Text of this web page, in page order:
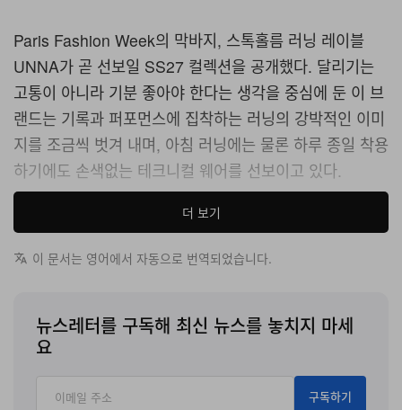
Paris Fashion Week의 막바지, 스톡홀름 러닝 레이블
UNNA가 곧 선보일 SS27 컬렉션을 공개했다. 달리기는
고통이 아니라 기분 좋아야 한다는 생각을 중심에 둔 이 브
랜드는 기록과 퍼포먼스에 집착하는 러닝의 강박적인 이미
지를 조금씩 벗겨 내며, 아침 러닝에는 물론 하루 종일 착용
하기에도 손색없는 테크니컬 웨어를 선보이고 있다.
이번 라인은 레트로 스포츠웨어에서 깊은 영감을 받아 90
인 기능성 원단을 매치했다. 그 조합은 브랜드의 시그니처
운 Wavy 90’s 티셔츠에서 특히 도드라진다. 복고적인 스
타일링 아래에서 소재가 이 컬렉션의 진짜 무게를 떠안는
다. 반팔과 롱슬리브로 구성된 새로운 Feather 패밀리는
가볍고 거의 메쉬에 가까운 터치감을 지닌 재생 폴리에스
더 보기
이 문서는 영어에서 자동으로 번역되었습니다.
뉴스레터를 구독해 최신 뉴스를 놓치지 마세
요
구독하기